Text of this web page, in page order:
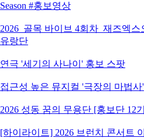
Season #홍보영상
2026_골목 바이브 4회차_재즈엑
유랑단
연극 '세기의 사나이' 홍보 스팟
접근성 높은 뮤지컬 '극장의 마법사'
2026 성동 꿈의 무용단 [홍보단 12
[하이라이트] 2026 브런치 콘서트